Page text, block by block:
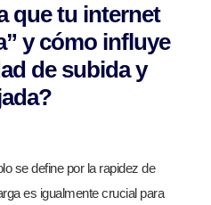
que tu internet
y cómo influye
de subida y
se define por la rapidez de
es igualmente crucial para